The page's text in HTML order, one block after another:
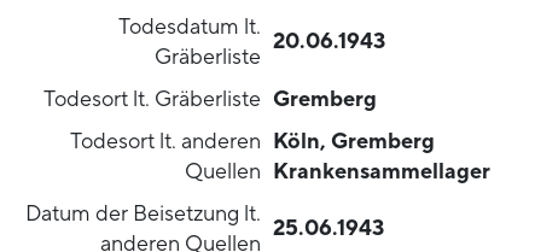
Todesdatum lt.
Gräberliste
20.06.1943
Todesort lt. Gräberliste Gremberg
Todesort lt. anderen
Quellen
Köln, Gremberg
Krankensammellager
Datum der Beisetzung lt.
anderen Quellen
25.06.1943